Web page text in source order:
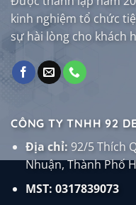
kinh nghiệm tổ chức
sự hài lòng cho khách
CÔNG TY TNHH 92
Địa chỉ: 92/5 Thích
Nhuận, Thành Phố
MST: 0317839073